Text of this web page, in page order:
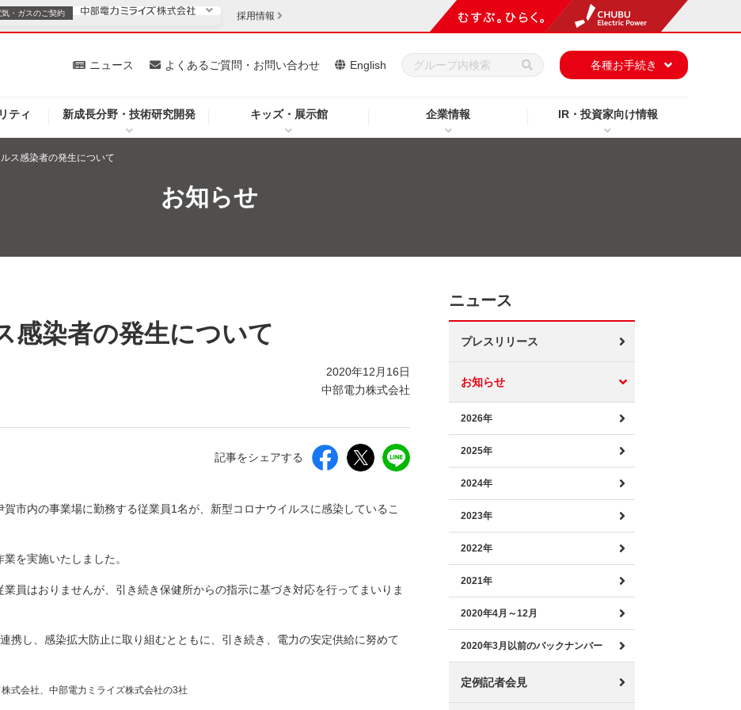
ティ 新成長分野・技術研究開発 キッズ・展示館 企業情報 IR・投資家向け情報
ニュース よくあるご質問・お問い合わせ English 各種お手続き
案内 安定供給
企業情報
気・ガスのご契約
人のお客さま 法人のお客さま
採用情報
ス感染者の発生について
お知らせ
感染者の発生について
2020年12月16日
中部電力株式会社
記事をシェアする
市内の事業場に勤務する従業員1名が、新型コロナウイルスに感染しているこ
を実施いたしました。
員はおりませんが、引き続き保健所からの指示に基づき対応を行ってまいりま
携し、感染拡大防止に取り組むとともに、引き続き、電力の安定供給に努めて
式会社、中部電力ミライズ株式会社の3社
ニュース
プレスリリース
お知らせ
2026年
2025年
2024年
2023年
2022年
2021年
2020年4月～12月
2020年3月以前のバックナンバー
定例記者会見